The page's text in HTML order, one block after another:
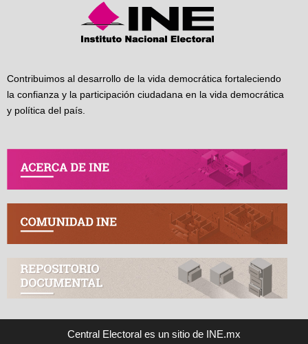
Contribuimos al desarrollo de la vida democrática fortaleciendo
la confianza y la participación ciudadana en la vida democrática
y política del país.
Central Electoral es un sitio de INE.mx